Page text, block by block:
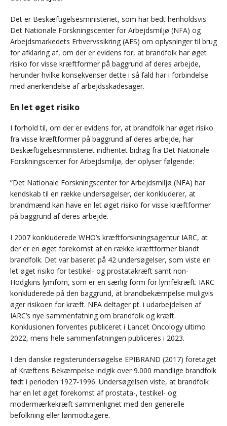
Det er Beskæftigelsesministeriet, som har bedt henholdsvis
Det Nationale Forskningscenter for Arbejdsmiljø (NFA) og
Arbejdsmarkedets Erhvervssikring (AES) om oplysninger til brug
for afklaring af, om der er evidens for, at brandfolk har øget
risiko for visse kræftformer på baggrund af deres arbejde,
herunder hvilke konsekvenser dette i så fald har i forbindelse
med anerkendelse af arbejdsskadesager.
En let øget risiko
I forhold til, om der er evidens for, at brandfolk har øget risiko
fra visse kræftformer på baggrund af deres arbejde, har
Beskæftigelsesministeriet indhentet bidrag fra Det Nationale
Forskningscenter for Arbejdsmiljø, der oplyser følgende:
”Det Nationale Forskningscenter for Arbejdsmiljø (NFA) har
kendskab til en række undersøgelser, der konkluderer, at
brandmænd kan have en let øget risiko for visse kræftformer
på baggrund af deres arbejde.
I 2007 konkluderede WHO’s kræftforskningsagentur IARC, at
der er en øget forekomst af en række kræftformer blandt
brandfolk. Det var baseret på 42 undersøgelser, som viste en
let øget risiko for testikel- og prostatakræft samt non-
Hodgkins lymfom, som er en særlig form for lymfekræft. IARC
konkluderede på den baggrund, at brandbekæmpelse muligvis
øger risikoen for kræft. NFA deltager pt. i udarbejdelsen af
IARC’s nye sammenfatning om brandfolk og kræft.
Konklusionen forventes publiceret i Lancet Oncology ultimo
2022, mens hele sammenfatningen publiceres i 2023.
I den danske registerundersøgelse EPIBRAND (2017) foretaget
af Kræftens Bekæmpelse indgik over 9.000 mandlige brandfolk
født i perioden 1927-1996. Undersøgelsen viste, at brandfolk
har en let øget forekomst af prostata-, testikel- og
modermærkekræft sammenlignet med den generelle
befolkning eller lønmodtagere.